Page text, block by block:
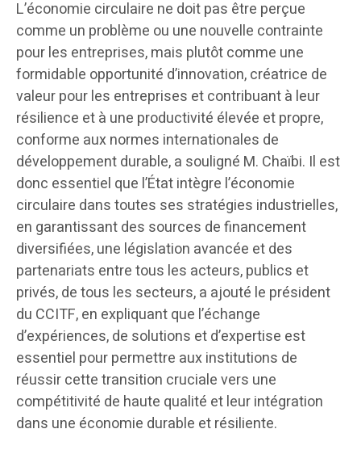
L’économie circulaire ne doit pas être perçue
comme un problème ou une nouvelle contrainte
pour les entreprises, mais plutôt comme une
formidable opportunité d’innovation, créatrice de
valeur pour les entreprises et contribuant à leur
résilience et à une productivité élevée et propre,
conforme aux normes internationales de
développement durable, a souligné M. Chaïbi. Il est
donc essentiel que l’État intègre l’économie
circulaire dans toutes ses stratégies industrielles,
en garantissant des sources de financement
diversifiées, une législation avancée et des
partenariats entre tous les acteurs, publics et
privés, de tous les secteurs, a ajouté le président
du CCITF, en expliquant que l’échange
d’expériences, de solutions et d’expertise est
essentiel pour permettre aux institutions de
réussir cette transition cruciale vers une
compétitivité de haute qualité et leur intégration
dans une économie durable et résiliente.